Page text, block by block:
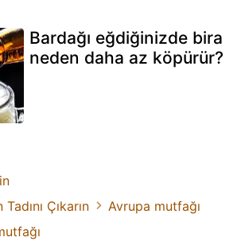
Bardağı eğdiğinizde bira
neden daha az köpürür?
Çıkarın
Avrupa mutfağı